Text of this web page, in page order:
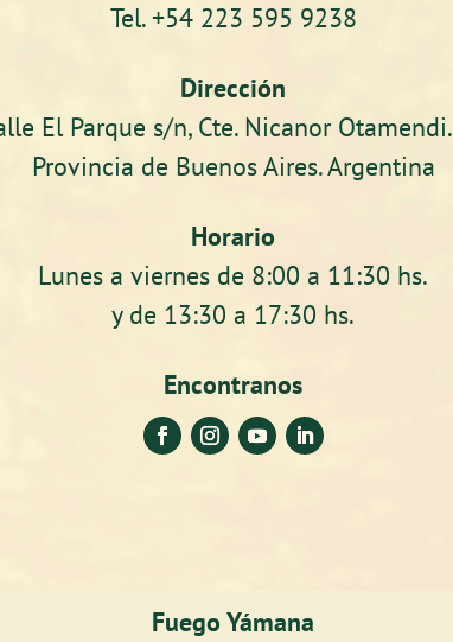
Tel. +54 223 595 9238
Dirección
El Parque s/n, Cte. Nicanor Otamendi.
Provincia de Buenos Aires. Argentina
Horario
Lunes a viernes de 8:00 a 11:30 hs.
y de 13:30 a 17:30 hs.
Encontranos
Fuego Yámana